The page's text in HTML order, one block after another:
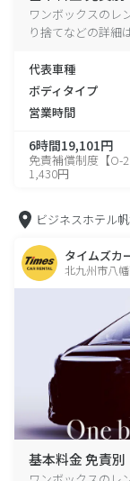
ワンボックスのレ
り捨てなどの詳細
代表車種
ボディタイプ
営業時間
6時間19,101円
免責補償制度【O-
1,430円
ビジネスホテル
タイムズカ
北九州市八
基本料金 免責別